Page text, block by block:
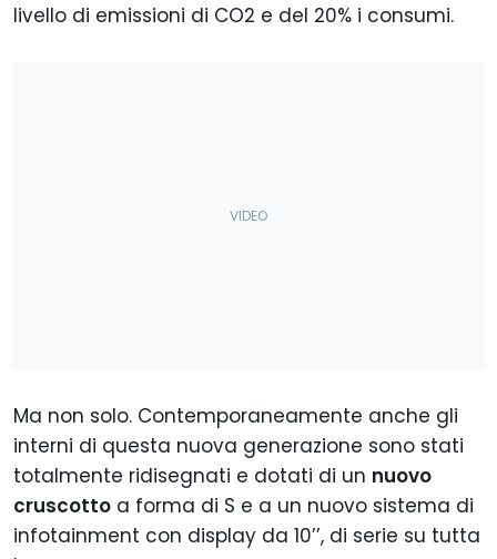
livello di emissioni di CO2 e del 20% i consumi.
Ma non solo. Contemporaneamente anche gli
interni di questa nuova generazione sono stati
totalmente ridisegnati e dotati di un nuovo
cruscotto a forma di S e a un nuovo sistema di
infotainment con display da 10’’, di serie su tutta